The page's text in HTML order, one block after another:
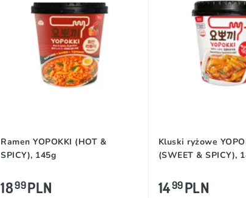
Ramen YOPOKKI (HOT &
SPICY), 145g
1899PLN
Kluski ryżowe
(SWEET & SPICY),
1499PLN